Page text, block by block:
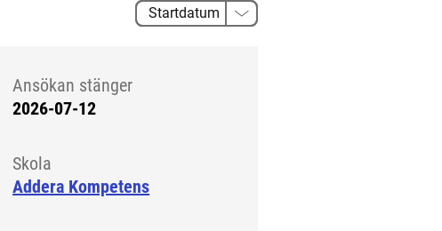
Ansökan stänger
2026-07-12
Skola
Addera Kompetens